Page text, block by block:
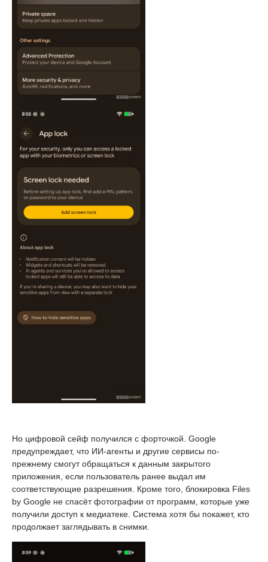
Но цифровой сейф получился с форточкой. Google
предупреждает, что ИИ-агенты и другие сервисы по-
прежнему смогут обращаться к данным закрытого
приложения, если пользователь ранее выдал им
соответствующие разрешения. Кроме того, блокировка Files
by Google не спасёт фотографии от программ, которые уже
получили доступ к медиатеке. Система хотя бы покажет, кто
продолжает заглядывать в снимки.